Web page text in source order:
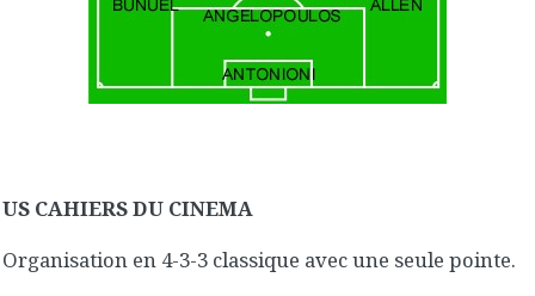
US CAHIERS DU CINEMA
Organisation en 4-3-3 classique avec une seule pointe.